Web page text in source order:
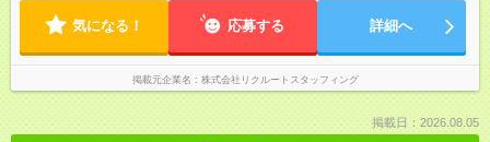
気になる！ 応募する 詳細へ
掲載元企業名 株式会社リクルートスタッフィング
掲載日：2026.08.05